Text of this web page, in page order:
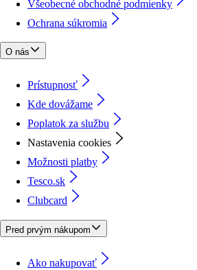
Všeobecné obchodné podmienky
Ochrana súkromia
O nás
Prístupnosť
Kde dovážame
Poplatok za službu
Nastavenia cookies
Možnosti platby
Tesco.sk
Clubcard
Pred prvým nákupom
Ako nakupovať